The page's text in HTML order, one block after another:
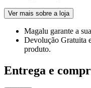
Ver mais sobre a loja
Magalu garante a
Devolução Gratuita
produto.
Entrega e